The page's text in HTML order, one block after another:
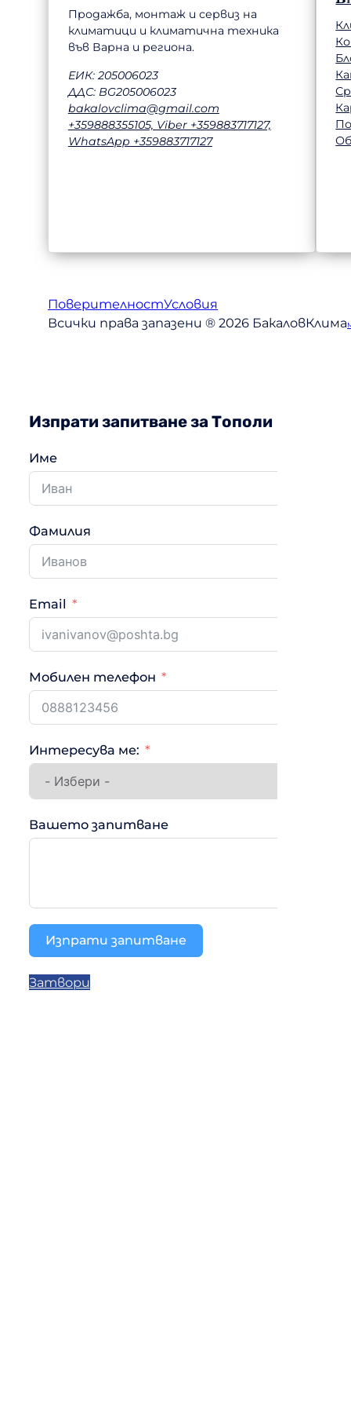
Продажба, монтаж и сервиз на
климатици и климатична техника
във Варна и региона.
ЕИК: 205006023
ДДС: BG205006023
bakalovclima@gmail.com
+359888355105, Viber +359883717127,
WhatsApp +359883717127
ПоверителностУсловия
Всички права запазени ® 2026 БакаловКлима
Изпрати запитване за Тополи
Име
Фамилия
Email
Мобилен телефон
Интересува ме:
Вашето запитване
Изпрати запитване
Затвори